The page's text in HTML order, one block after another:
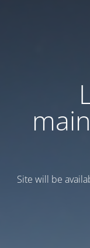
Site will be